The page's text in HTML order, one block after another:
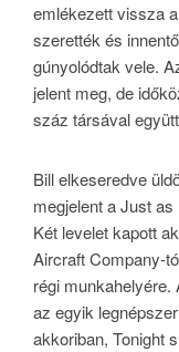
emlékezett vissza
szerették és
gúnyolódtak vele.
jelent meg, de
száz társával
Bill elkeseredve
megjelent a Just
Két levelet kapott
Aircraft Company-
régi
az egyik
akkoriban, Tonight